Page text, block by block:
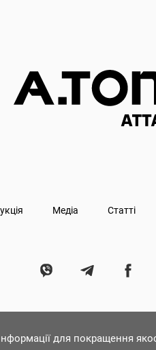
для покращення
Медіа Статті